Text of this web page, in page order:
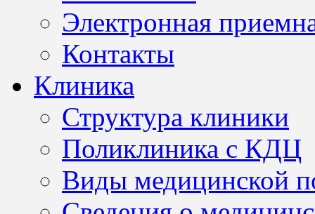
Электронная
Контакты
Клиника
Структура клиники
Поликлиника с КДЦ
Виды медицинской